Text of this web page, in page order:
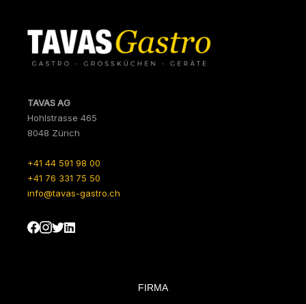
TAVAS AG
Hohlstrasse 465
8048 Zürich
+41 44 591 98 00
+41 76 331 75 50
info@tavas-gastro.ch
FIRMA